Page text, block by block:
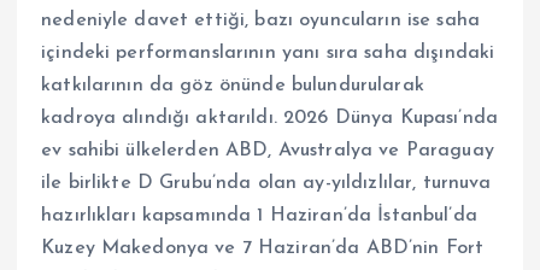
nedeniyle davet ettiği, bazı oyuncuların ise saha
içindeki performanslarının yanı sıra saha dışındaki
katkılarının da göz önünde bulundurularak
kadroya alındığı aktarıldı. 2026 Dünya Kupası’nda
ev sahibi ülkelerden ABD, Avustralya ve Paraguay
ile birlikte D Grubu’nda olan ay-yıldızlılar, turnuva
hazırlıkları kapsamında 1 Haziran’da İstanbul’da
Kuzey Makedonya ve 7 Haziran’da ABD’nin Fort